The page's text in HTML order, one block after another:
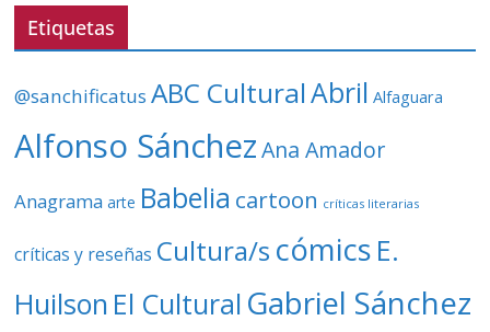
í
e
Etiquetas
@sanchificatus ABC CulturalAbril Alfaguara
Alfonso Sánchez Ana Amador
Anagrama arte Babelia cartoon críticas literarias
críticas y reseñas Cultura/s cómics E.
Huilson El Cultural Gabriel Sánchez